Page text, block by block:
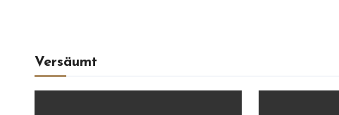
Versäumt